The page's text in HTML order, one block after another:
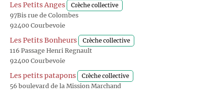
Les Petits Anges Crèche collective
97Bis rue de Colombes
92400 Courbevoie
Les Petits Bonheurs Crèche collective
116 Passage Henri Regnault
92400 Courbevoie
Les petits patapons Crèche collective
56 boulevard de la Mission Marchand